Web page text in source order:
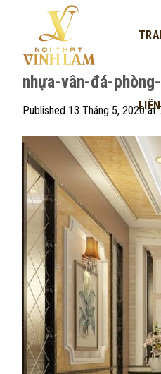
nhựa-vân-đá-
Published 13 Tháng 5, 2020at